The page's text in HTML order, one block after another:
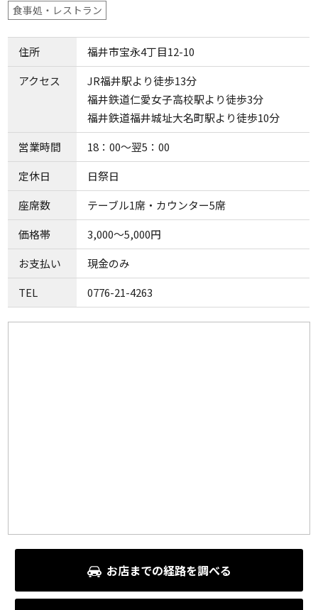
食事処・レストラン
住所
福井市宝永4丁目12-10
アクセス
JR福井駅より徒歩13分
福井鉄道仁愛女子高校駅より徒歩3分
福井鉄道福井城址大名町駅より徒歩10分
営業時間
18：00～翌5：00
定休日
日祭日
座席数
テーブル1席・カウンター5席
価格帯
3,000～5,000円
お支払い
現金のみ
TEL
0776-21-4263
お店までの経路を調べる